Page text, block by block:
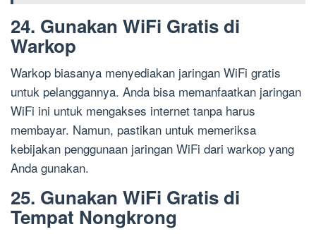
24. Gunakan WiFi Gratis di
Warkop
Warkop biasanya menyediakan jaringan WiFi gratis
untuk pelanggannya. Anda bisa memanfaatkan jaringan
WiFi ini untuk mengakses internet tanpa harus
membayar. Namun, pastikan untuk memeriksa
kebijakan penggunaan jaringan WiFi dari warkop yang
Anda gunakan.
25. Gunakan WiFi Gratis di
Tempat Nongkrong